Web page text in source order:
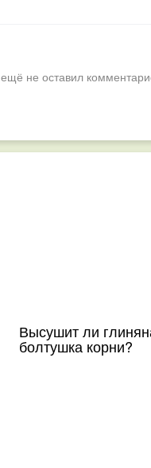
не оставил
Высушит ли
болтушка корни?